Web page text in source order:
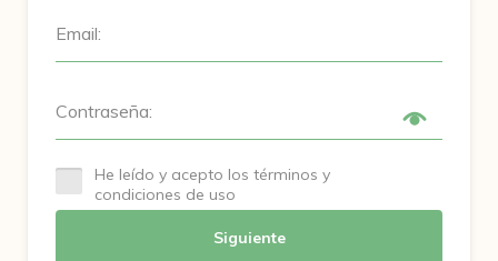
Email:
Contraseña:
He leído y acepto los términos y
condiciones de uso
Siguiente